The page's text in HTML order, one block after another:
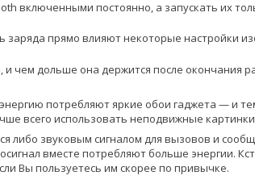
включенными постоянно, а запускать их
прямо влияют некоторые настройки
и чем дольше она держится после
потребляют яркие обои гаджета — и
всего использовать неподвижные
либо звуковым сигналом для вызовов и
вместе потребляют больше энергии.
Вы пользуетесь им скорее по привычке.